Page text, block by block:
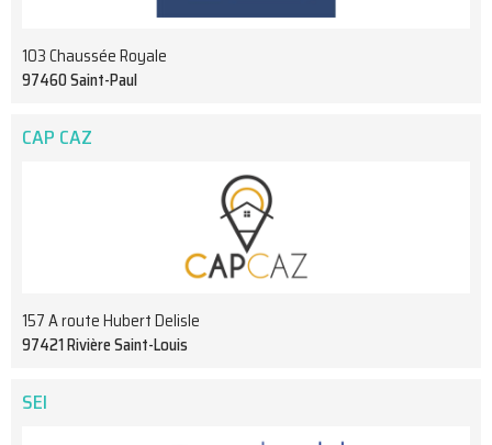
103 Chaussée Royale
97460 Saint-Paul
CAP CAZ
157 A route Hubert Delisle
97421 Rivière Saint-Louis
SEI